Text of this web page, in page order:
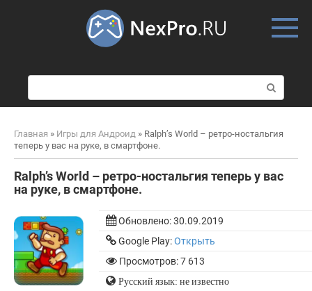
о
и
к
Главная » Игры для Андроид » Ralph’s World – ретро-ностальгия
теперь у вас на руке, в смартфоне.
Ralph’s World – ретро-ностальгия теперь у вас
на руке, в смартфоне.
Обновлено:30.09.2019
Google Play:Открыть
Просмотров: 7 613
Русский язык: не известно